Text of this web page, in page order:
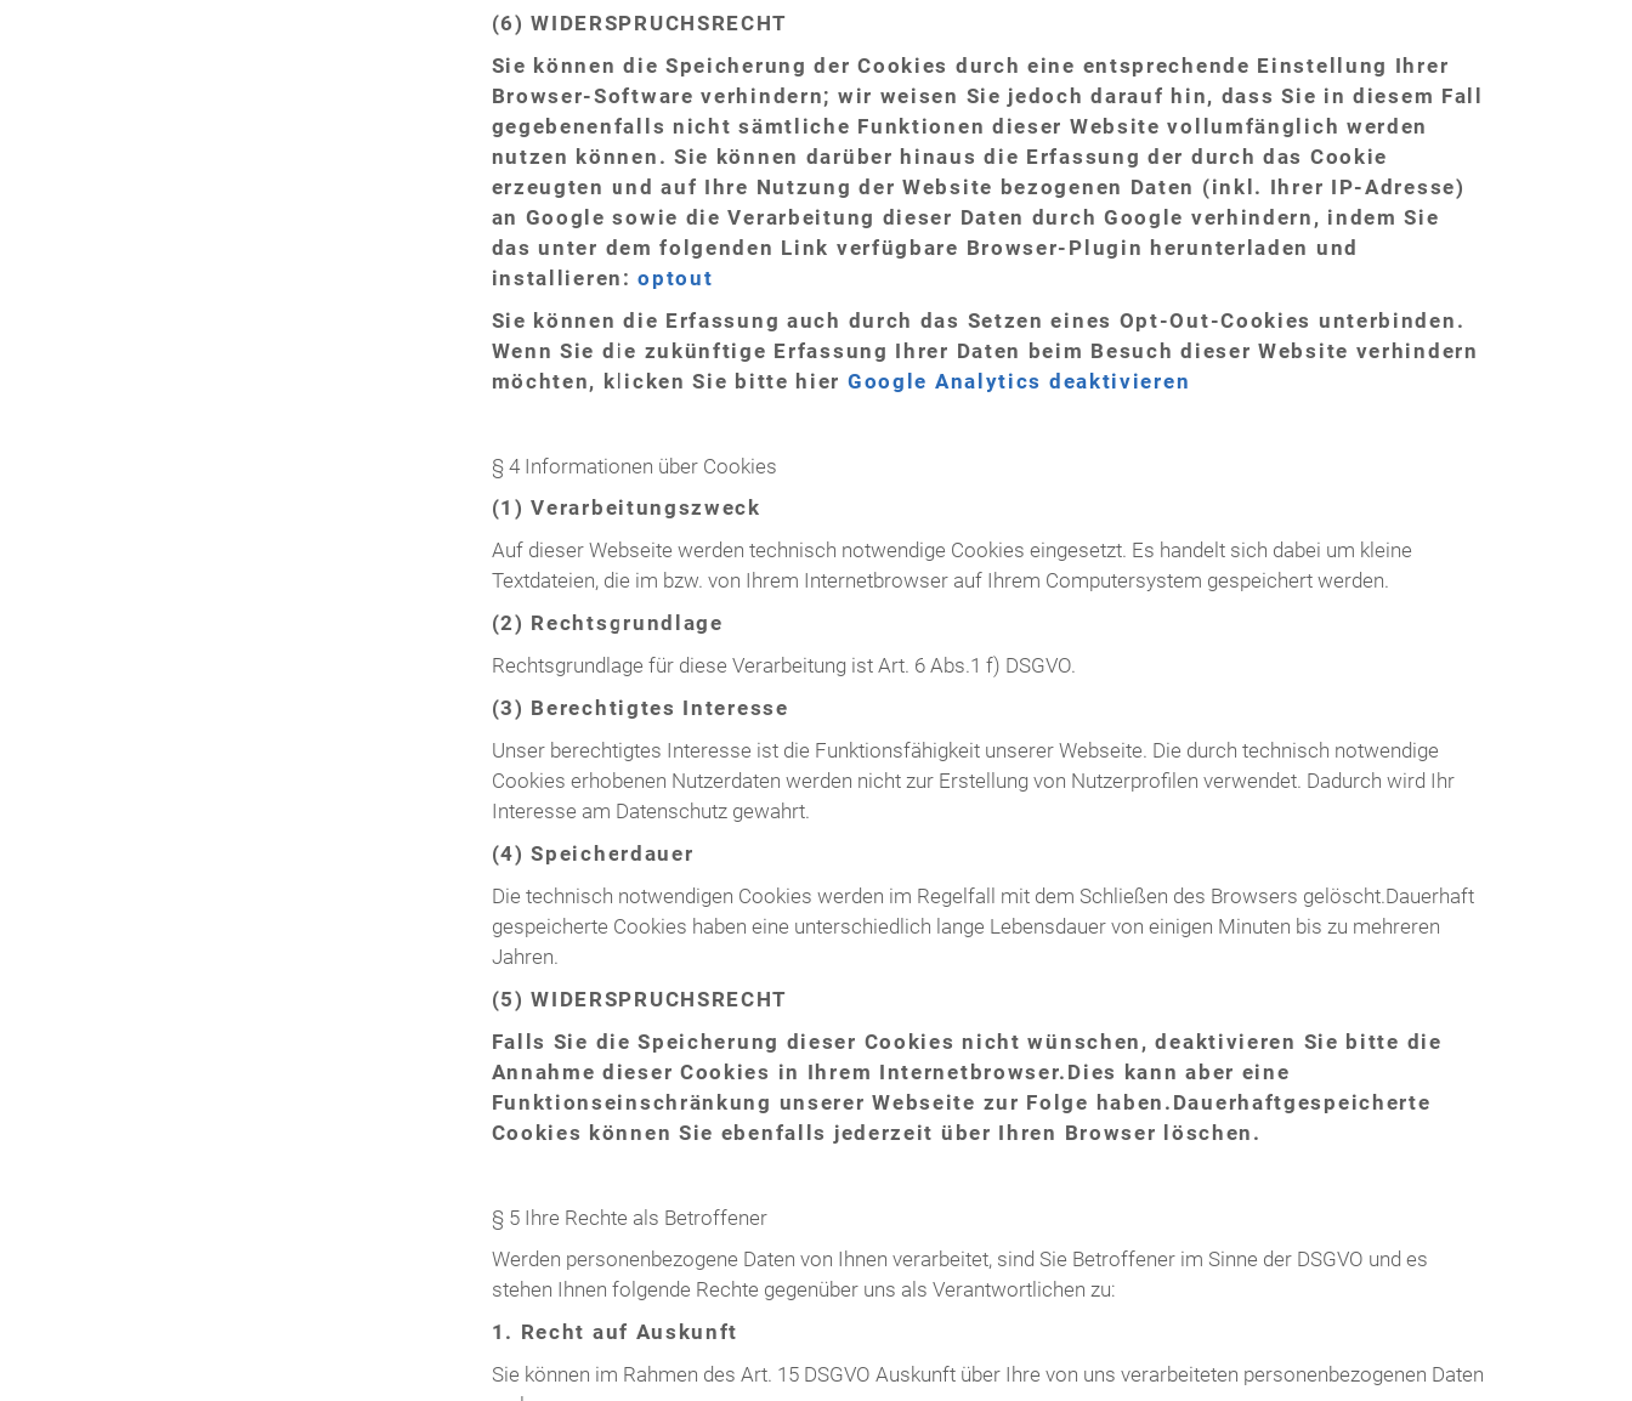
(6) WIDERSPRUCHSRECHT
Sie können die Speicherung der Cookies durch eine entsprechende Einstellung Ihrer
Browser-Software verhindern; wir weisen Sie jedoch darauf hin, dass Sie in diesem Fall
gegebenenfalls nicht sämtliche Funktionen dieser Website vollumfänglich werden
nutzen können. Sie können darüber hinaus die Erfassung der durch das Cookie
erzeugten und auf Ihre Nutzung der Website bezogenen Daten (inkl. Ihrer IP-Adresse)
an Google sowie die Verarbeitung dieser Daten durch Google verhindern, indem Sie
das unter dem folgenden Link verfügbare Browser-Plugin herunterladen und
installieren:optout
Sie können die Erfassung auch durch das Setzen eines Opt-Out-Cookies unterbinden.
Wenn Sie die zukünftige Erfassung Ihrer Daten beim Besuch dieser Website verhindern
möchten, klicken Sie bitte hier Google Analytics deaktivieren
§ 4 Informationen über Cookies
(1) Verarbeitungszweck
Auf dieser Webseite werden technisch notwendige Cookies eingesetzt. Es handelt sich dabei um kleine
Textdateien, die im bzw. von Ihrem Internetbrowser auf Ihrem Computersystem gespeichert werden.
(2) Rechtsgrundlage
Rechtsgrundlage für diese Verarbeitung ist Art. 6 Abs.1 f) DSGVO.
(3) Berechtigtes Interesse
Unser berechtigtes Interesse ist die Funktionsfähigkeit unserer Webseite. Die durch technisch notwendige
Cookies erhobenen Nutzerdaten werden nicht zur Erstellung von Nutzerprofilen verwendet. Dadurch wird Ihr
Interesse am Datenschutz gewahrt.
(4) Speicherdauer
Die technisch notwendigen Cookies werden im Regelfall mit dem Schließen des Browsers gelöscht.Dauerhaft
gespeicherte Cookies haben eine unterschiedlich lange Lebensdauer von einigen Minuten bis zu mehreren
Jahren.
(5) WIDERSPRUCHSRECHT
Falls Sie die Speicherung dieser Cookies nicht wünschen, deaktivieren Sie bitte die
Annahme dieser Cookies in Ihrem Internetbrowser.Dies kann aber eine
Funktionseinschränkung unserer Webseite zur Folge haben.Dauerhaftgespeicherte
Cookies können Sie ebenfalls jederzeit über Ihren Browser löschen.
§ 5 Ihre Rechte als Betroffener
Werden personenbezogene Daten von Ihnen verarbeitet, sind Sie Betroffener im Sinne der DSGVO und es
stehen Ihnen folgende Rechte gegenüber uns als Verantwortlichen zu:
1. Recht auf Auskunft
Sie können im Rahmen des Art. 15 DSGVO Auskunft über Ihre von uns verarbeiteten personenbezogenen Daten